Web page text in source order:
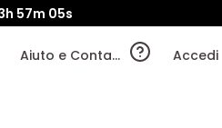
57m 03s
Aiuto e Contatti Accedi